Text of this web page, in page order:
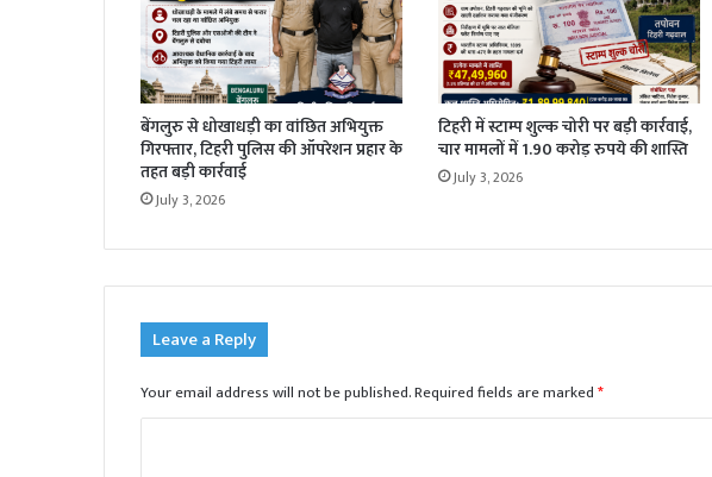
बेंगलुरु से धोखाधड़ी का वांछित अभियुक्त
गिरफ्तार, टिहरी पुलिस की ऑपरेशन प्रहार के
तहत बड़ी कार्रवाई
July 3, 2026
टिहरी में स्टाम्प शुल्क चोरी पर बड़ी कार्रवाई,
चार मामलों में 1.90 करोड़ रुपये की शास्ति
July 3, 2026
Leave a Reply
Your email address will not be published.Required fields are marked*